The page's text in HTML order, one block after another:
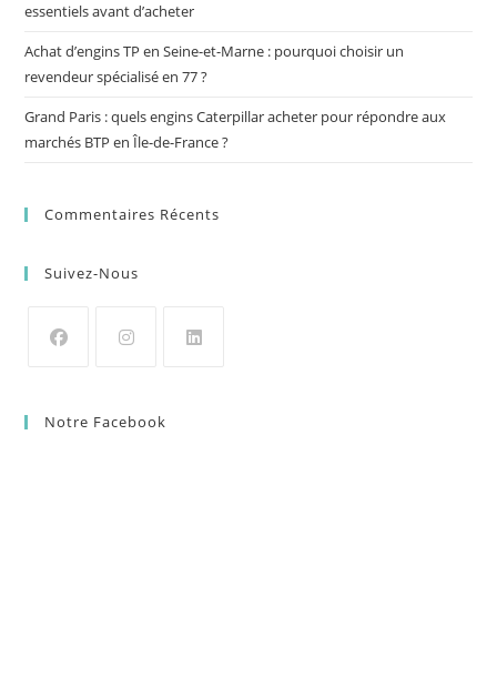
essentiels avant d’acheter
Achat d’engins TP en Seine-et-Marne : pourquoi choisir un
revendeur spécialisé en 77 ?
Grand Paris : quels engins Caterpillar acheter pour répondre aux
marchés BTP en Île-de-France ?
Commentaires Récents
Suivez-Nous
Notre Facebook